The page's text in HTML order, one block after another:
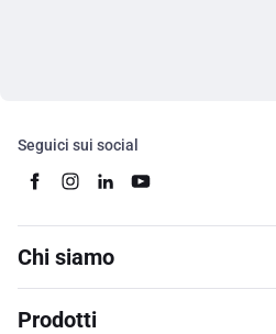
Seguici sui social
Chi siamo
Prodotti